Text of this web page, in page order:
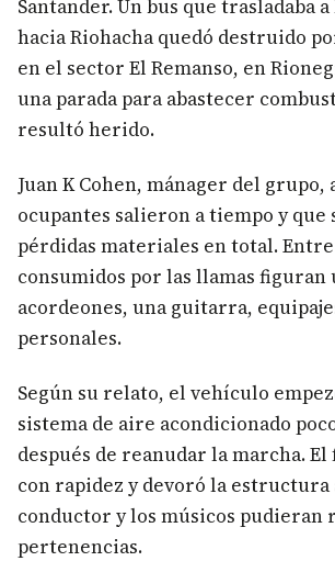
Santander. Un bus que trasladaba
hacia Riohacha quedó destruido
en el sector El Remanso, en
una parada para abastecer
resultó herido.
Juan K Cohen, mánager del grupo,
ocupantes salieron a tiempo y que
pérdidas materiales en total.
consumidos por las llamas figuran
acordeones, una guitarra,
personales.
Según su relato, el vehículo
sistema de aire acondicionado
después de reanudar la marcha. El
con rapidez y devoró la estructura
conductor y los músicos pudieran
pertenencias.